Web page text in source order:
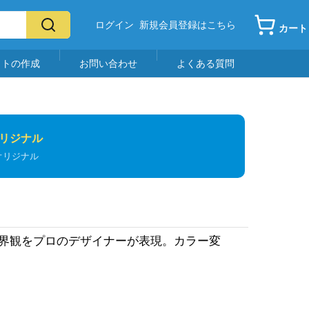
ログイン 新規会員登録はこちら カート
の作成 お問い合わせ よくある質問
ジナル
リジナル
観をプロのデザイナーが表現。カラー変